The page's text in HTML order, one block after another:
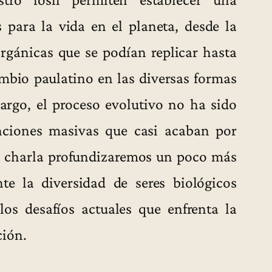
la vida en el planeta, desde la
que se podían replicar hasta
paulatino en las diversas formas
el proceso evolutivo no ha sido
masivas que casi acaban por
profundizaremos un poco más
la diversidad de seres biológicos
desafíos actuales que enfrenta la